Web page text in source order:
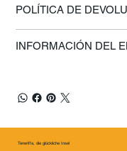
POLÍTICA DE
INFORMACIÓN DEL
Teneriffa, die glückliche Insel